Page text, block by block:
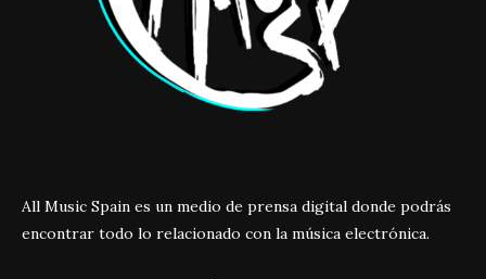
All Music Spain es un medio de prensa digital donde podrás
encontrar todo lo relacionado con la música electrónica.